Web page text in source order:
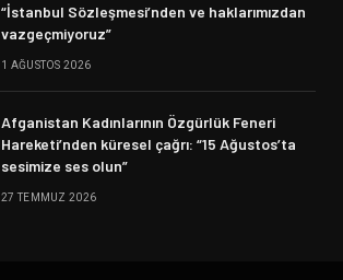
“İstanbul Sözleşmesi’nden ve haklarımızdan
vazgeçmiyoruz”
1 AĞUSTOS 2026
Afganistan Kadınlarının Özgürlük Feneri
Hareketi’nden küresel çağrı: “15 Ağustos’ta
sesimize ses olun”
27 TEMMUZ 2026